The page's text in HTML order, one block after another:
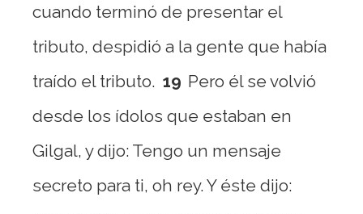
cuando terminó de presentar el
tributo, despidió a la gente que había
traído el tributo. 19 Pero él se volvió
desde los ídolos que estaban en
Gilgal, y dijo: Tengo un mensaje
secreto para ti, oh rey. Y éste dijo: